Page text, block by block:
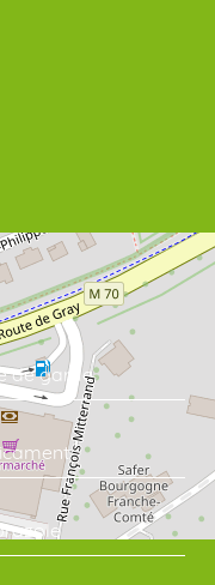
de garde